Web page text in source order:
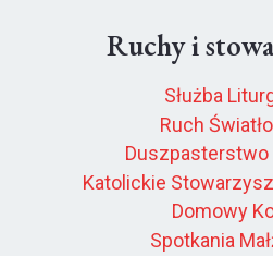
Ruchy i
Służba
Ruch
Duszpasterstwo
Katolickie
Domowy
Spotkania